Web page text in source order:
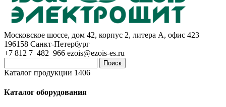
Московское шоссе, дом 42, корпус 2, литера А, офис 423
196158 Санкт-Петербург
+7 812 7–482–966 ezois@ezois-es.ru
Поиск
Каталог продукции 1406
Каталог оборудования